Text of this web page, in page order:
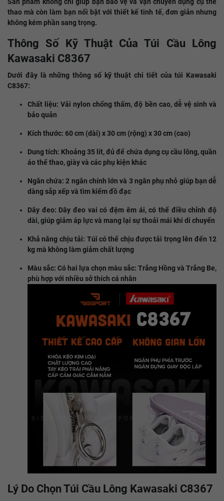
thao mà còn làm bạn nổi bật với thiết kế tinh tế, đơn giản nhưng
không kém phần sang trọng.
Thông Số Kỹ Thuật Của Túi Cầu Lông
Kawasaki C8367
Dưới đây là những thông số kỹ thuật chi tiết của túi Kawasaki
C8367:
Chất liệu: Vải nylon chống thấm, độ bền cao, dễ vệ sinh và
bảo quản
Kích thước: 60 cm (dài) x 30 cm (rộng) x 30 cm (cao)
Dung tích: Khoảng 35 lít, đủ để chứa dụng cụ cầu lông, quần
áo thể thao, giày và các phụ kiện khác
Ngăn chứa: 2 ngăn chính lớn và 3 ngăn phụ nhỏ giúp bạn dễ
dàng sắp xếp và tìm kiếm đồ đạc
Dây đeo: Dây đeo vai có đệm êm ái, có thể điều chỉnh độ
dài, giúp giảm áp lực và mang lại sự thoải mái khi di chuyển
Khả năng chịu tải: Túi có thể chịu được tải trọng lên đến 12
kg mà không làm giảm chất lượng
Màu sắc: Có hai lựa chọn màu sắc: Trắng Hồng và Trắng Be,
phù hợp với nhiều sở thích cá nhân
Lý Do Chọn Túi Cầu Lông Kawasaki C8367